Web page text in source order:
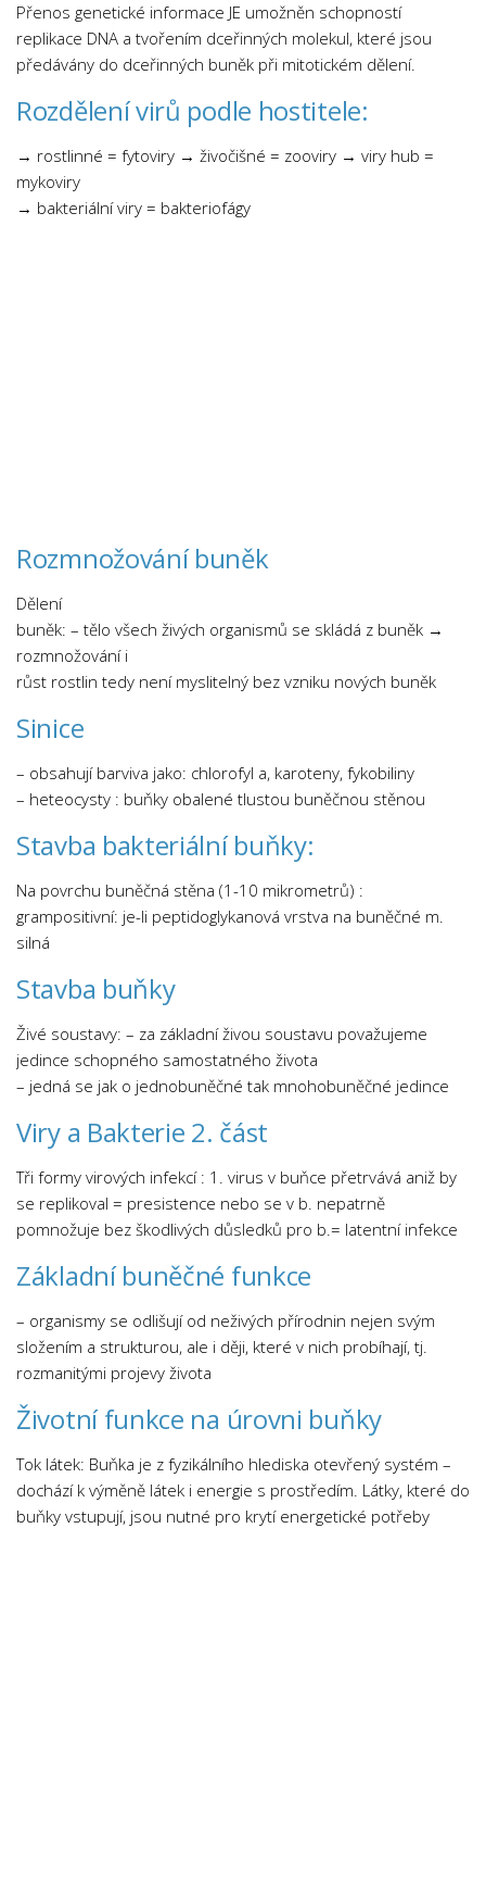
Přenos genetické informace JE umožněn schopností
replikace DNA a tvořením dceřinných molekul, které jsou
předávány do dceřinných buněk při mitotickém dělení.
Rozdělení virů podle hostitele:
→ rostlinné = fytoviry → živočišné = zooviry → viry hub =
mykoviry
→ bakteriální viry = bakteriofágy
Rozmnožování buněk
Dělení
buněk: – tělo všech živých organismů se skládá z buněk →
rozmnožování i
růst rostlin tedy není myslitelný bez vzniku nových buněk
Sinice
– obsahují barviva jako: chlorofyl a, karoteny, fykobiliny
– heteocysty : buňky obalené tlustou buněčnou stěnou
Stavba bakteriální buňky:
Na povrchu buněčná stěna (1-10 mikrometrů) :
grampositivní: je-li peptidoglykanová vrstva na buněčné m.
silná
Stavba buňky
Živé soustavy: – za základní živou soustavu považujeme
jedince schopného samostatného života
– jedná se jak o jednobuněčné tak mnohobuněčné jedince
Viry a Bakterie 2. část
Tři formy virových infekcí : 1. virus v buňce přetrvává aniž by
se replikoval = presistence nebo se v b. nepatrně
pomnožuje bez škodlivých důsledků pro b.= latentní infekce
Základní buněčné funkce
– organismy se odlišují od neživých přírodnin nejen svým
složením a strukturou, ale i ději, které v nich probíhají, tj.
rozmanitými projevy života
Životní funkce na úrovni buňky
Tok látek: Buňka je z fyzikálního hlediska otevřený systém –
dochází k výměně látek i energie s prostředím. Látky, které do
buňky vstupují, jsou nutné pro krytí energetické potřeby